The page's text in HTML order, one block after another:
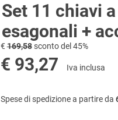
Set 11 chiavi
esagonali +
€169,58sconto del 45%
€ 93,27 Iva inclusa
Spese di spedizione a partire da